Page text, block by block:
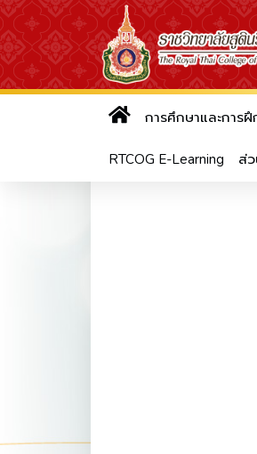
การศึกษาและการ
RTCOG E-Learning ส่
ขอเชิญยื่นใบเส